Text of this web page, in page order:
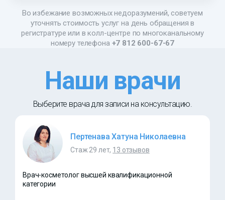
Во избежание возможных недоразумений, советуем
уточнять стоимость услуг на день обращения в
регистратуре или в колл-центре по многоканальному
номеру телефона +7 812 600-67-67
Наши врачи
Выберите врача для записи на консультацию.
Пертенава Хатуна Николаевна
Стаж 29 лет, 13 отзывов
Врач-косметолог высшей квалификационной
категории